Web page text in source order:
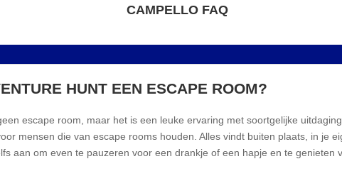
CAMPELLO FAQ
HUNT EEN ESCAPE ROOM?
escape room, maar het is een leuke ervaring met soortgelijke
mensen die van escape rooms houden. Alles vindt buiten plaats, in je
aan om even te pauzeren voor een drankje of een hapje en te genieten